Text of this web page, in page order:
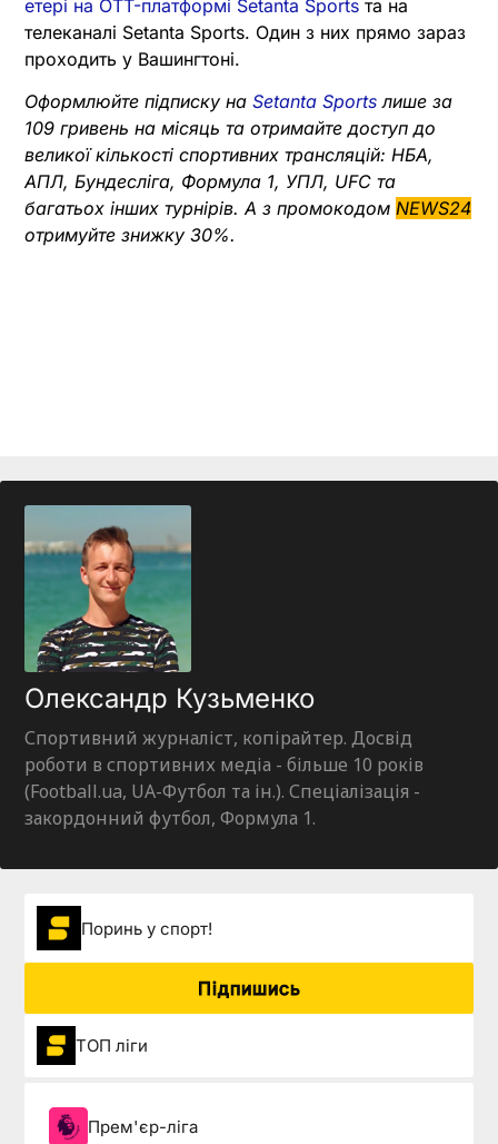
етері на OTT-платформі Setanta Sports та на
телеканалі Setanta Sports. Один з них прямо зараз
проходить у Вашингтоні.
Оформлюйте підписку на Setanta Sports лише за
109 гривень на місяць та отримайте доступ до
великої кількості спортивних трансляцій: НБА,
АПЛ, Бундесліга, Формула 1, УПЛ, UFC та
багатьох інших турнірів. А з промокодом NEWS24
отримуйте знижку 30%.
Олександр Кузьменко
Спортивний журналіст, копірайтер. Досвід
роботи в спортивних медіа - більше 10 років
(Football.ua, UA-Футбол та ін.). Спеціалізація -
закордонний футбол, Формула 1.
Поринь у спорт!
Підпишись
ТОП ліги
Прем'єр-ліга